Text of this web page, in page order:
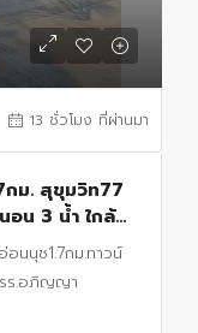
13 ชั่วโมง ที่ผ่านมา
กม. สุขุมวิท77
อน 3 น้ำ ใกล้
.นนุช1.7กม.ทาวน์
ร.อภิญญา